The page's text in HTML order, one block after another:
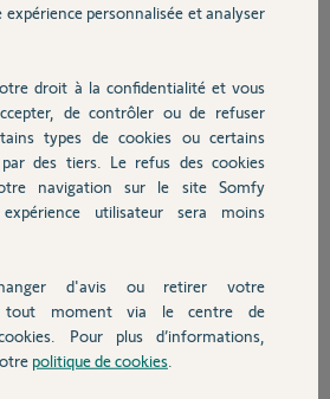
intérieure
par le détecteur infra rouge
positifs de déplacement soient produits par
durant notre absence.
a également signalé un déplacement
que nos enfants aient criés et rien
j'ai désactivé l'auto
de la sirène intérieure et du détecteur de
problème, la sensibilité ? afin que je
de tous les dispositifs.
sur le mouvement de notre chien (Jack
personnalisée et analyser
droit à la confidentialité et vous
de contrôler ou de refuser
types de cookies ou certains
par des tiers. Le refus des cookies
navigation sur le site Somfy
utilisateur sera moins
d'avis ou retirer votre
tout moment via le centre de
Pour plus d’informations,
politique de cookies